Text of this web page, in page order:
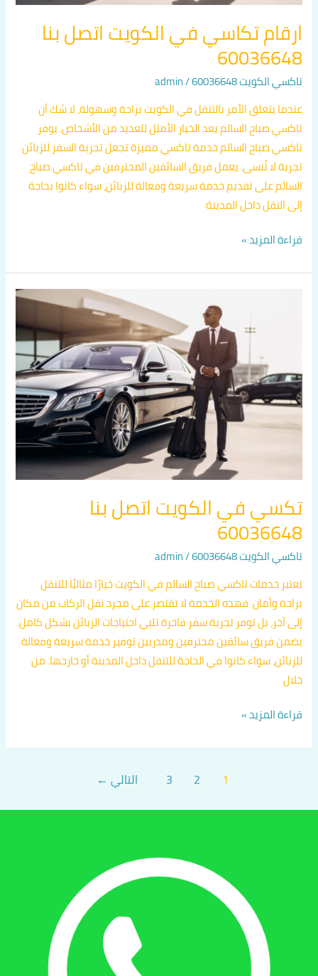
ارقام تكاسي في الكويت اتصل بنا
60036648
تاكسي الكويت 60036648 /
admin
عندما يتعلق الأمر بالتنقل في الكويت براحة وسهولة، لا شك أن
تاكسي صباح السالم يعد الخيار الأمثل للعديد من الأشخاص. يوفر
تاكسي صباح السالم خدمة تاكسي مميزة تجعل تجربة السفر للزبائن
تجربة لا تُنسى. يعمل فريق السائقين المحترفين في تاكسي صباح
السالم على تقديم خدمة سريعة وفعالة للزبائن، سواء كانوا بحاجة
إلى النقل داخل المدينة
قراءة المزيد »
تكسي في الكويت اتصل بنا
60036648
تاكسي الكويت 60036648 /
admin
تعتبر خدمات تاكسي صباح السالم في الكويت خيارًا مثاليًا للتنقل
براحة وأمان. فهذه الخدمة لا تقتصر على مجرد نقل الركاب من مكان
إلى آخر، بل توفر تجربة سفر فاخرة تلبي احتياجات الزبائن بشكل كامل.
يضمن فريق سائقين محترفين ومدربين توفير خدمة سريعة وفعالة
للزبائن، سواء كانوا في الحاجة للتنقل داخل المدينة أو خارجها. من
خلال
بنا
60036648
قراءة المزيد »
1
2
3 التالي ←